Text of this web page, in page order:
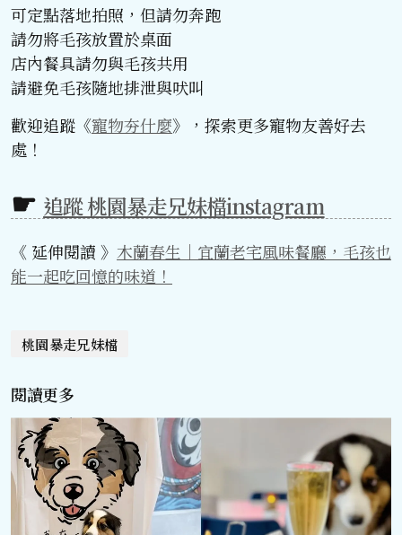
可定點落地拍照，但請勿奔跑
請勿將毛孩放置於桌面
店內餐具請勿與毛孩共用
請避免毛孩隨地排泄與吠叫
歡迎追蹤《寵物夯什麼》，探索更多寵物友善好去
處！
追蹤 桃園暴走兄妹檔instagram
《 延伸閱讀 》 木蘭春生｜宜蘭老宅風味餐廳，毛孩也
能一起吃回憶的味道！
桃園暴走兄妹檔
閱讀更多